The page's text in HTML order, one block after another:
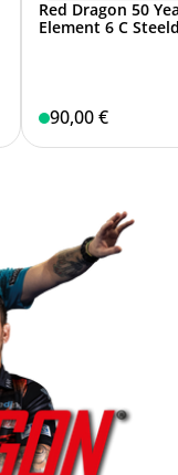
Red Dragon 50
Element 6 C
90,00 €